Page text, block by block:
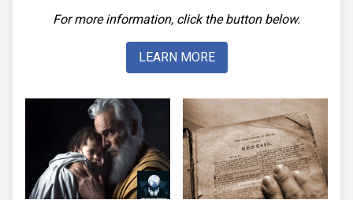
For more information, click the button below.
LEARN MORE